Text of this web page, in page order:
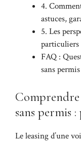
4.
astuces,
5. Les
particuliers
FAQ :
sans
Comprendre
sans permis
Le leasing d’une